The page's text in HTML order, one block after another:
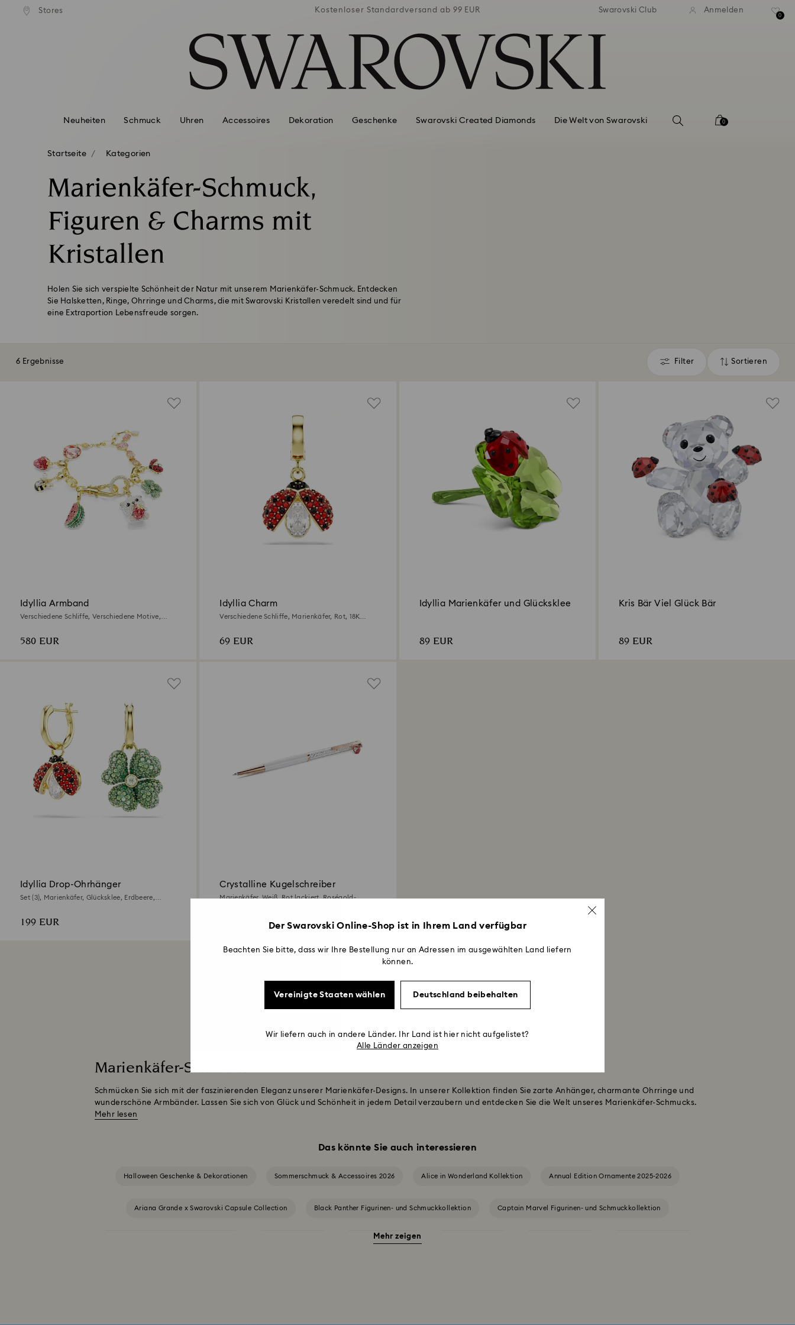
Liste Tastaturkürzel
Stores
Standardversand ab 99 EUR Kostenloser Standardversand ab 99 EUR Kostenloser Standardversand ab 99 EUR Kostenloser Standardversand
Swarovski Club Anmelden
0
Neuheiten Schmuck Uhren Accessoires Dekoration Geschenke Swarovski Created Diamonds Die Welt von Swarovski 0
Startseite Kategorien
Marienkäfer-Schmuck,
Figuren & Charms mit
Kristallen
Holen Sie sich verspielte Schönheit der Natur mit unserem Marienkäfer-Schmuck. Entdecken
Sie Halsketten, Ringe, Ohrringe und Charms, die mit Swarovski Kristallen veredelt sind und für
eine Extraportion Lebensfreude sorgen.
6 Ergebnisse Filter
Filter Sortieren
Sortieren
Idyllia Armband
Verschiedene Schliffe, Verschiedene Motive,
580 EUR
Idyllia Charm
Verschiedene Schliffe, Marienkäfer, Rot, 18K
69 EUR
Idyllia Marienkäfer und Glücksklee
89 EUR
Kris Bär Viel Glück Bär
89 EUR
Idyllia Drop-Ohrhänger
Set (3), Marienkäfer, Glücksklee, Erdbeere,
199 EUR
Crystalline Kugelschreiber
Marienkäfer, Weiß, Rot lackiert, Roségold-
6 von 6 Produkten werden gezeigt
Marienkäfer-Schmuck
Schmücken Sie sich mit der faszinierenden Eleganz unserer Marienkäfer-Designs. In unserer Kollektion finden Sie zarte Anhänger, charmante Ohrringe und
wunderschöne Armbänder. Lassen Sie sich von Glück und Schönheit in jedem Detail verzaubern und entdecken Sie die Welt unseres Marienkäfer-Schmucks.
Mehr lesen
Das könnte Sie auch interessieren
Halloween Geschenke & Dekorationen Sommerschmuck & Accessoires 2026 Alice in Wonderland Kollektion Annual Edition Ornamente 2025-2026
Ariana Grande x Swarovski Capsule Collection Black Panther Figurinen- und Schmuckkollektion Captain Marvel Figurinen- und Schmuckkollektion
Constella Kollektion
Mehr zeigen
Der Swarovski Online-Shop ist in Ihrem Land verfügbar
Beachten Sie bitte, dass wir Ihre Bestellung nur an Adressen im ausgewählten Land liefern
können.
Vereinigte Staaten wählen Deutschland beibehalten
Wir liefern auch in andere Länder. Ihr Land ist hier nicht aufgelistet?
Alle Länder anzeigen